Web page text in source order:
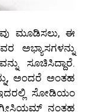
ಮೂಡಿಸಲು, ಈ
ಅಭ್ಯಾಸಗಳನ್ನು
ಸೂಚಿಸಿದ್ದಾರೆ.
ಅಂದರೆ ಅಂತಹ
ಇದರಲ್ಲಿ ಸೋಡಿಯಂ
ನಂತಹ